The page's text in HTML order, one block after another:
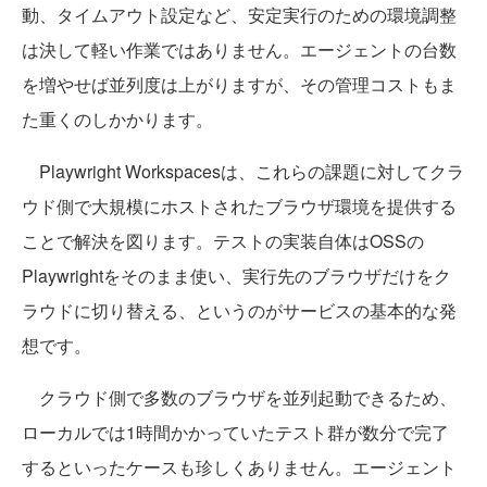
動、タイムアウト設定など、安定実行のための環境調整
は決して軽い作業ではありません。エージェントの台数
を増やせば並列度は上がりますが、その管理コストもま
た重くのしかかります。
Playwright Workspacesは、これらの課題に対してクラ
ウド側で大規模にホストされたブラウザ環境を提供する
ことで解決を図ります。テストの実装自体はOSSの
Playwrightをそのまま使い、実行先のブラウザだけをク
ラウドに切り替える、というのがサービスの基本的な発
想です。
クラウド側で多数のブラウザを並列起動できるため、
ローカルでは1時間かかっていたテスト群が数分で完了
するといったケースも珍しくありません。エージェント